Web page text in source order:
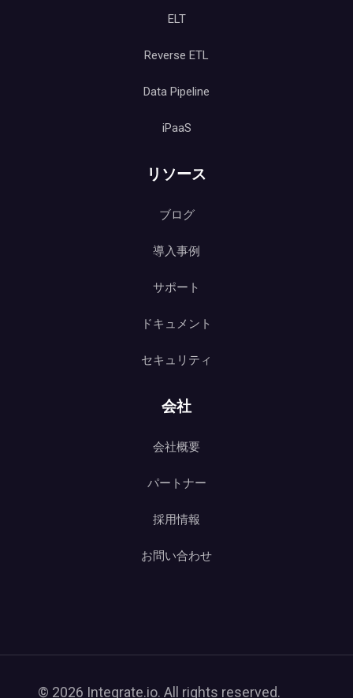
ELT
Reverse ETL
Data Pipeline
iPaaS
リソース
ブログ
導入事例
サポート
ドキュメント
セキュリティ
会社
会社概要
パートナー
採用情報
お問い合わせ
© 2026 Integrate.io. All rights reserved.